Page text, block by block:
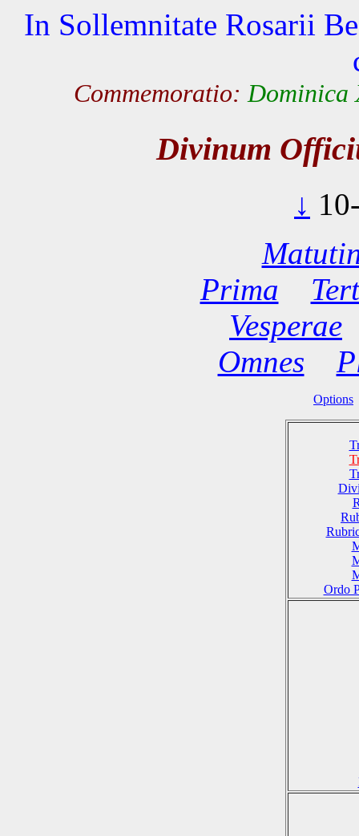
In Sollemnitate Rosarii
Commemoratio: Dominica
Divinum
↓
Prima
Vesperae
Omnes
Options
Ordo